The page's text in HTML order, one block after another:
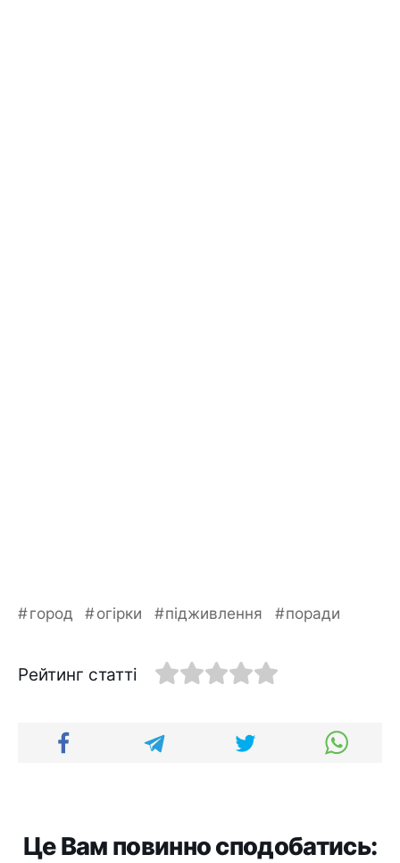
город огірки підживлення поради
Рейтинг статті
Це Вам повинно сподобатись: